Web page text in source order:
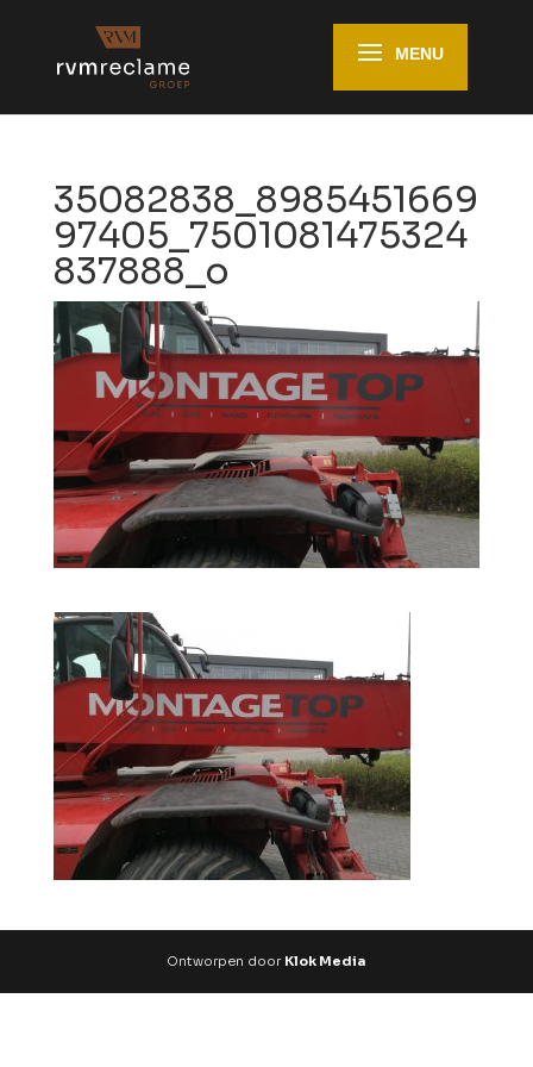
35082838_8985451669
97405_7501081475324
837888_o
Ontworpen door Klok Media